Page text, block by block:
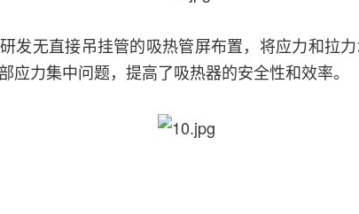
发无直接吊挂管的吸热管屏布置，将应力和拉
应力集中问题，提高了吸热器的安全性和效率。